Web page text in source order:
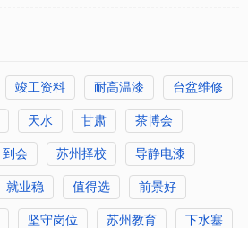
竣工资料 耐高温漆 台盆维修
天水 甘肃 茶博会
到会 苏州择校 导静电漆
就业稳 值得选 前景好
坚守岗位 苏州教育 下水塞